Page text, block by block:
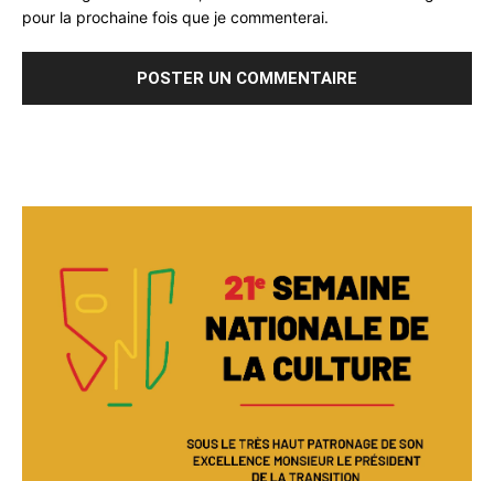
pour la prochaine fois que je commenterai.